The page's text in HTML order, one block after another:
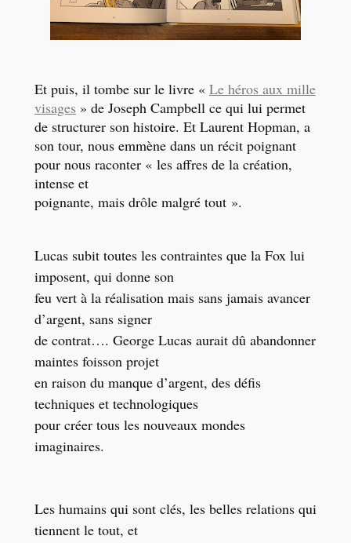
Et puis, il tombe sur le livre « Le héros aux mille
visages » de Joseph Campbell ce qui lui permet
de structurer son histoire. Et Laurent Hopman, a
son tour, nous emmène dans un récit poignant
pour nous raconter « les affres de la création,
intense et
poignante, mais drôle malgré tout ».
Lucas subit toutes les contraintes que la Fox lui
imposent, qui donne son
feu vert à la réalisation mais sans jamais avancer
d’argent, sans signer
de contrat…. George Lucas aurait dû abandonner
maintes foisson projet
en raison du manque d’argent, des défis
techniques et technologiques
pour créer tous les nouveaux mondes
imaginaires.
Les humains qui sont clés, les belles relations qui
tiennent le tout, et